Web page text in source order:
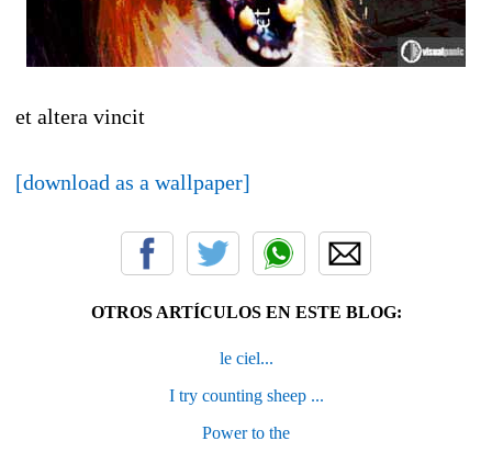
et altera vincit
[download as a wallpaper]
OTROS ARTÍCULOS EN ESTE BLOG:
le ciel...
I try counting sheep ...
Power to the